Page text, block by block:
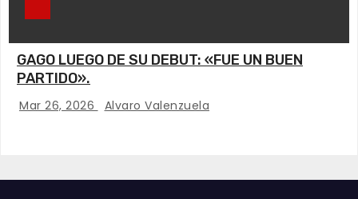
GAGO LUEGO DE SU DEBUT: «FUE UN BUEN
PARTIDO».
Mar 26, 2026 Alvaro Valenzuela